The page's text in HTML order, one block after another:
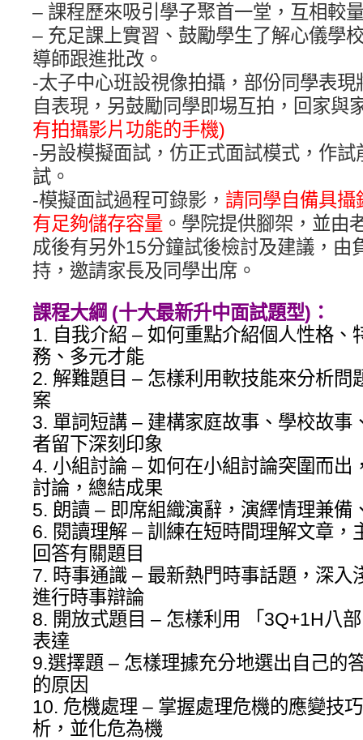
– 課程歷來吸引學子聚首一堂，互相較
– 充足課上實習、鼓勵學生了解心儀學
導師跟進批改。
-太子中心班設視像拍攝，部份同學表
自表現，另鼓勵同學即埸互拍，回家與
有拍攝影片功能的手機)
-另設模擬面試，仿正式面試模式，作
試。
-模擬面試過程可錄影， 請同學自備具攝
有足夠儲存容量 。學院提供腳架，並由
成後有另外15分鐘試後檢討及建議，由
持，邀請家長及同學出席。
課程大綱 (十大最新升中面試題型)：
1. 自我介紹 – 如何重點介紹個人性格、
務、多元才能
2. 解難題目 – 怎樣利用軟技能來分析問
案
3. 單詞短講 – 建構家庭故事、學校故事
者留下深刻印象
4. 小組討論 – 如何在小組討論突圍而出
討論，總結成果
5. 朗讀 – 即席組織演辭，演繹情理兼備
6. 閱讀理解 – 訓練在短時間理解文章，
回答有關題目
7. 時事通識 – 最新熱門時事話題，深入
進行時事辯論
8. 開放式題目 – 怎樣利用 「3Q+1H八
表達
9.選擇題 – 怎樣理據充分地選出自己的
的原因
10. 危機處理 – 掌握處理危機的應變技
析，並化危為機